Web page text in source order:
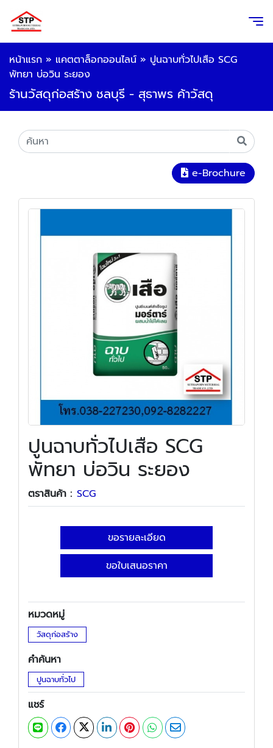
หน้าแรก » แคตตาล็อกออนไลน์ » ปูนฉาบทั่วไปเสือ SCG
พัทยา บ่อวิน ระยอง
ร้านวัสดุก่อสร้าง ชลบุรี - สุธาพร ค้าวัสดุ
e-Brochure
ปูนฉาบทั่วไปเสือ SCG
พัทยา บ่อวิน ระยอง
ตราสินค้า : SCG
ขอรายละเอียด
ขอใบเสนอราคา
หมวดหมู่
วัสดุก่อสร้าง
คำค้นหา
ปูนฉาบทั่วไป
แชร์